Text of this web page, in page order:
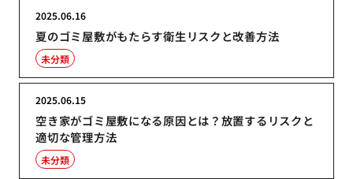
夏のゴミ屋敷がもたらす衛生リスクと改善方法
2025.06.16
未分類
空き家がゴミ屋敷になる原因とは？放置するリスクと
適切な管理方法
2025.06.15
未分類